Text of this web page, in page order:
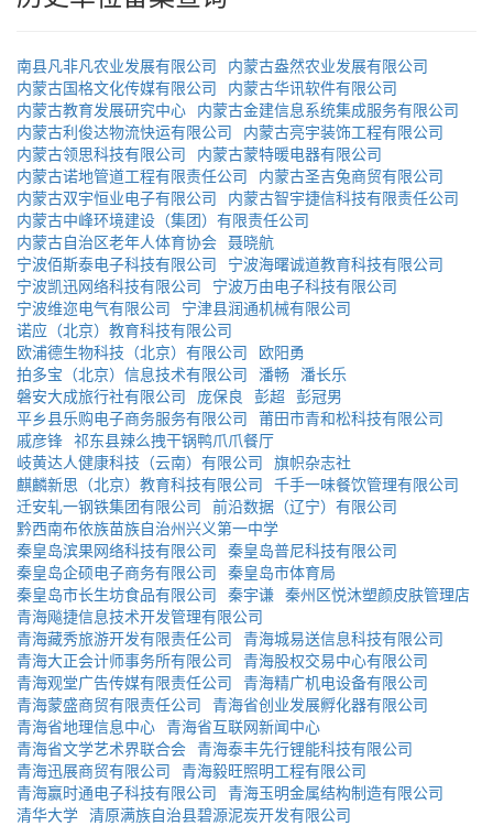
南县凡非凡农业发展有限公司 内蒙古盎然农业发展有限公司
内蒙古国格文化传媒有限公司 内蒙古华讯软件有限公司
内蒙古教育发展研究中心 内蒙古金建信息系统集成服务有限公司
内蒙古利俊达物流快运有限公司 内蒙古亮宇装饰工程有限公司
内蒙古领思科技有限公司 内蒙古蒙特暖电器有限公司
内蒙古诺地管道工程有限责任公司 内蒙古圣吉兔商贸有限公司
内蒙古双宇恒业电子有限公司 内蒙古智宇捷信科技有限责任公司
内蒙古中峰环境建设（集团）有限责任公司
内蒙古自治区老年人体育协会 聂晓航
宁波佰斯泰电子科技有限公司 宁波海曙诚道教育科技有限公司
宁波凯迅网络科技有限公司 宁波万由电子科技有限公司
宁波维迩电气有限公司 宁津县润通机械有限公司
诺应（北京）教育科技有限公司
欧浦德生物科技（北京）有限公司 欧阳勇
拍多宝（北京）信息技术有限公司 潘畅 潘长乐
磐安大成旅行社有限公司 庞保良 彭超 彭冠男
平乡县乐购电子商务服务有限公司 莆田市青和松科技有限公司
戚彦锋 祁东县辣么拽干锅鸭爪爪餐厅
岐黄达人健康科技（云南）有限公司 旗帜杂志社
麒麟新思（北京）教育科技有限公司 千手一味餐饮管理有限公司
迁安轧一钢铁集团有限公司 前沿数据（辽宁）有限公司
黔西南布依族苗族自治州兴义第一中学
秦皇岛滨果网络科技有限公司 秦皇岛普尼科技有限公司
秦皇岛企硕电子商务有限公司 秦皇岛市体育局
秦皇岛市长生坊食品有限公司 秦宇谦 秦州区悦沐塑颜皮肤管理店
青海飚捷信息技术开发管理有限公司
青海藏秀旅游开发有限责任公司 青海城易送信息科技有限公司
青海大正会计师事务所有限公司 青海股权交易中心有限公司
青海观堂广告传媒有限责任公司 青海精广机电设备有限公司
青海蒙盛商贸有限责任公司 青海省创业发展孵化器有限公司
青海省地理信息中心 青海省互联网新闻中心
青海省文学艺术界联合会 青海泰丰先行锂能科技有限公司
青海迅展商贸有限公司 青海毅旺照明工程有限公司
青海赢时通电子科技有限公司 青海玉明金属结构制造有限公司
清华大学 清原满族自治县碧源泥炭开发有限公司